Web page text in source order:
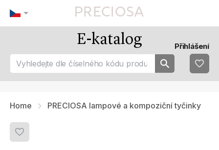
tip 1
tip 2
Nejoblíbenějsí
fav 1
fav 2
fav 5
E-katalog Přihlášení
Home PRECIOSA lampové a kompoziční tyčinky